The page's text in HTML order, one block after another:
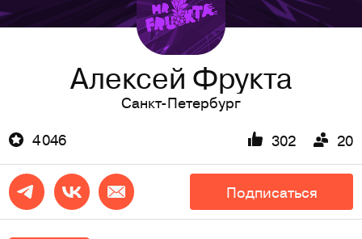
Алексей Фрукта
Санкт-Петербург
4 046
302 20
Подписаться